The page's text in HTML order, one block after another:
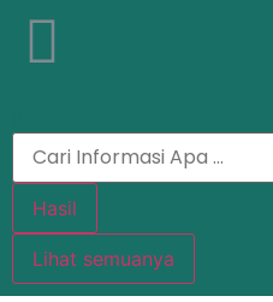
Hasil
Lihat semuanya